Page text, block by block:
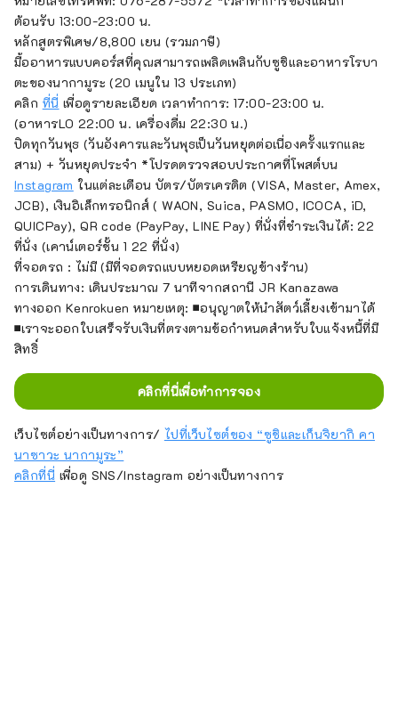
ต้อนรับ 13:00-23:00 น.
หลักสูตรพิเศษ/8,800 เยน (รวมภาษี)
มื้ออาหารแบบคอร์สที่คุณสามารถเพลิดเพลินกับซูชิและอาหารโรบา
ตะของนากามูระ (20 เมนูใน 13 ประเภท)
คลิก ที่นี่ เพื่อดูรายละเอียด เวลาทำการ: 17:00-23:00 น.
(อาหารLO 22:00 น. เครื่องดื่ม 22:30 น.)
ปิดทุกวันพุธ (วันอังคารและวันพุธเป็นวันหยุดต่อเนื่องครั้งแรกและ
สาม) + วันหยุดประจำ *โปรดตรวจสอบประกาศที่โพสต์บน
Instagram ในแต่ละเดือน บัตร/บัตรเครดิต (VISA, Master, Amex,
JCB), เงินอิเล็กทรอนิกส์ ( WAON, Suica, PASMO, ICOCA, iD,
QUICPay), QR code (PayPay, LINE Pay) ที่นั่งที่ชำระเงินได้: 22
ที่นั่ง (เคาน์เตอร์ชั้น 1 22 ที่นั่ง)
ที่จอดรถ : ไม่มี (มีที่จอดรถแบบหยอดเหรียญข้างร้าน)
การเดินทาง: เดินประมาณ 7 นาทีจากสถานี JR Kanazawa
ทางออก Kenrokuen หมายเหตุ: ■อนุญาตให้นำสัตว์เลี้ยงเข้ามาได้
■เราจะออกใบเสร็จรับเงินที่ตรงตามข้อกำหนดสำหรับใบแจ้งหนี้ที่มี
สิทธิ์
คลิกที่นี่เพื่อทำการจอง
เว็บไซต์อย่างเป็นทางการ/ ไปที่เว็บไซต์ของ “ซูชิและเก็นจิยากิ คา
นาซาวะ นากามูระ”
คลิกที่นี่ เพื่อดู SNS/Instagram อย่างเป็นทางการ